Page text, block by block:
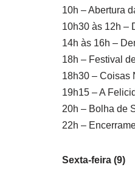
10h – Abertura
10h30 às 12h –
14h às 16h –
18h – Festival
18h30 – Coisas
19h15 – A
20h – Bolha de
22h –
Sexta-feira (9)